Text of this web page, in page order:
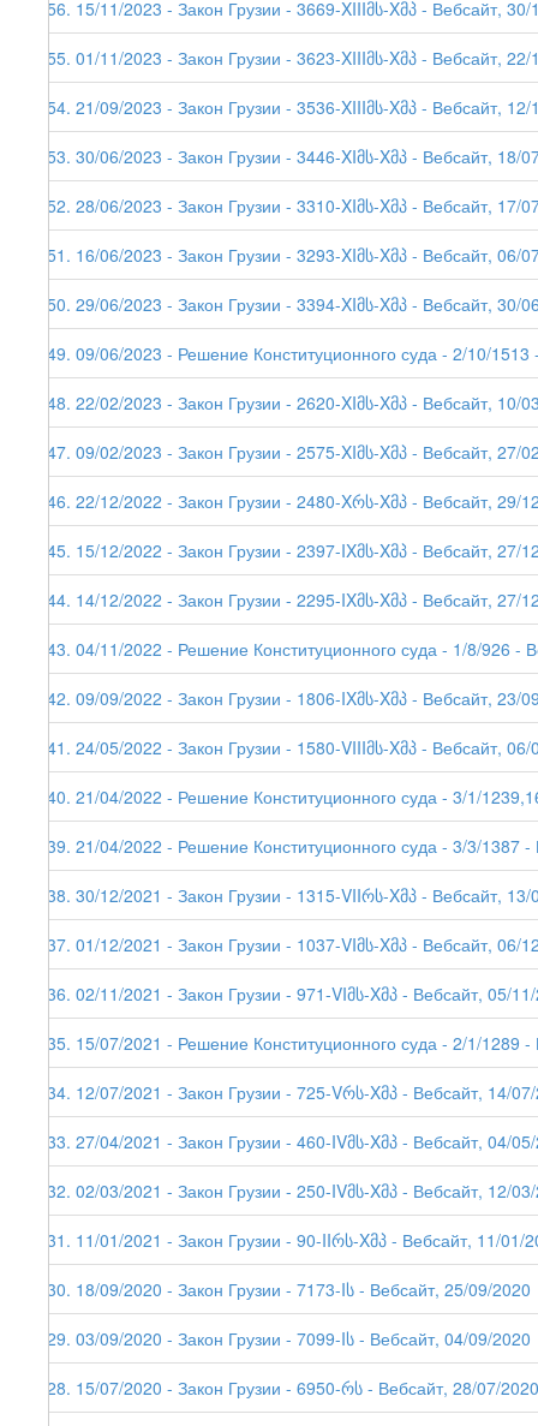
256. 15/11/2023 - Закон Грузии - 3669-XIIIმს-Xმპ - Вебсайт,
255. 01/11/2023 - Закон Грузии - 3623-XIIIმს-Xმპ - Вебсайт,
254. 21/09/2023 - Закон Грузии - 3536-XIIIმს-Xმპ - Вебсайт,
253. 30/06/2023 - Закон Грузии - 3446-XIმს-Xმპ - Вебсайт, 18/
252. 28/06/2023 - Закон Грузии - 3310-XIმს-Xმპ - Вебсайт, 17/
251. 16/06/2023 - Закон Грузии - 3293-XIმს-Xმპ - Вебсайт, 06/
250. 29/06/2023 - Закон Грузии - 3394-XIმს-Xმპ - Вебсайт, 30/
249. 09/06/2023 - Решение Конституционного суда - 2/10/
248. 22/02/2023 - Закон Грузии - 2620-XIმს-Xმპ - Вебсайт, 10/
247. 09/02/2023 - Закон Грузии - 2575-XIმს-Xმპ - Вебсайт, 27/
246. 22/12/2022 - Закон Грузии - 2480-Xრს-Xმპ - Вебсайт, 29/
245. 15/12/2022 - Закон Грузии - 2397-IXმს-Xმპ - Вебсайт, 27/
244. 14/12/2022 - Закон Грузии - 2295-IXმს-Xმპ - Вебсайт, 27/
243. 04/11/2022 - Решение Конституционного суда - 1/8/926 -
242. 09/09/2022 - Закон Грузии - 1806-IXმს-Xმპ - Вебсайт, 23/
241. 24/05/2022 - Закон Грузии - 1580-VIIIმს-Xმპ - Вебсайт,
240. 21/04/2022 - Решение Конституционного суда - 3/1/
239. 21/04/2022 - Решение Конституционного суда - 3/3/1387
238. 30/12/2021 - Закон Грузии - 1315-VIIრს-Xმპ - Вебсайт,
237. 01/12/2021 - Закон Грузии - 1037-VIმს-Xმპ - Вебсайт, 06/
236. 02/11/2021 - Закон Грузии - 971-VIმს-Xმპ - Вебсайт, 05/
235. 15/07/2021 - Решение Конституционного суда - 2/1/1289
234. 12/07/2021 - Закон Грузии - 725-Vრს-Xმპ - Вебсайт, 14/
233. 27/04/2021 - Закон Грузии - 460-IVმს-Xმპ - Вебсайт, 04/
232. 02/03/2021 - Закон Грузии - 250-IVმს-Xმპ - Вебсайт, 12/
231. 11/01/2021 - Закон Грузии - 90-IIრს-Xმპ - Вебсайт, 11/
230. 18/09/2020 - Закон Грузии - 7173-Iს - Вебсайт, 25/09/2020
229. 03/09/2020 - Закон Грузии - 7099-Iს - Вебсайт, 04/09/2020
228. 15/07/2020 - Закон Грузии - 6950-რს - Вебсайт, 28/07/2020